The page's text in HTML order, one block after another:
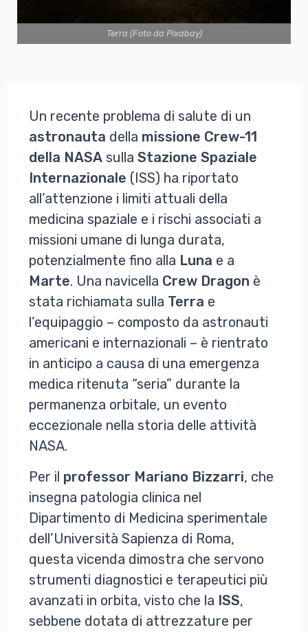
Terra (Foto da Pixabay)
Un recente problema di salute di un
astronauta della missione Crew-11
della NASA sulla Stazione Spaziale
Internazionale (ISS) ha riportato
all’attenzione i limiti attuali della
medicina spaziale e i rischi associati a
missioni umane di lunga durata,
potenzialmente fino alla Luna e a
Marte. Una navicella Crew Dragon è
stata richiamata sulla Terra e
l’equipaggio – composto da astronauti
americani e internazionali – è rientrato
in anticipo a causa di una emergenza
medica ritenuta “seria” durante la
permanenza orbitale, un evento
eccezionale nella storia delle attività
NASA.
Per il professor Mariano Bizzarri, che
insegna patologia clinica nel
Dipartimento di Medicina sperimentale
dell’Università Sapienza di Roma,
questa vicenda dimostra che servono
strumenti diagnostici e terapeutici più
avanzati in orbita, visto che la ISS,
sebbene dotata di attrezzature per